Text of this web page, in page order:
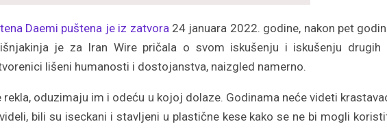
Daemi puštena je iz zatvora24 januara 2022. godine, nakon pet
je za Iran Wire pričala o svom iskušenju i iskušenju drugih
lišeni humanosti i dostojanstva, naizgled namerno.
oduzimaju im i odeću u kojoj dolaze. Godinama neće videti
bili su iseckani i stavljeni u plastične kese kako se ne bi mogli